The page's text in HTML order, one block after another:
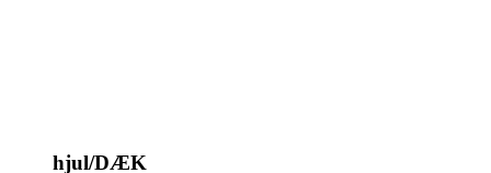
hjul/DÆK